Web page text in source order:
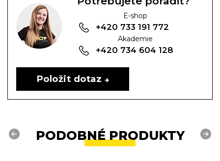
E-shop
+420 733 191 772
Akademie
+420 734 604 128
Položit dotaz
PODOBNÉ PRODUKTY
Previous Next